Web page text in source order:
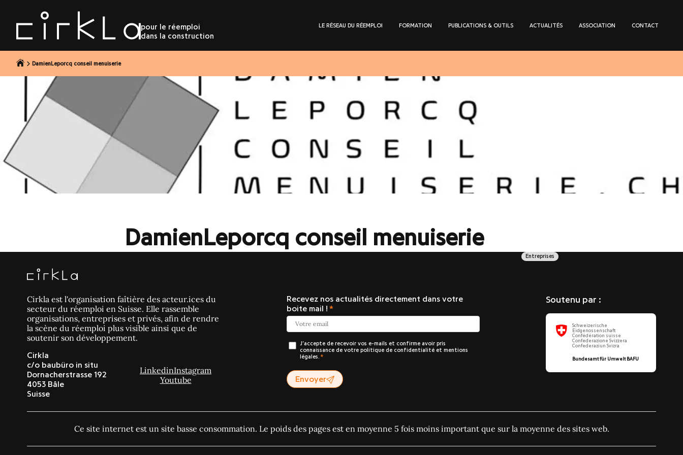
pour le réemploi
dans la construction
LE RÉSEAU DU RÉEMPLOI FORMATION PUBLICATIONS & OUTILS ACTUALITÉS ASSOCIATION CONTACT
DamienLeporcq conseil menuiserie
DamienLeporcq conseil menuiserie
Entreprises
Cirkla est l'organisation faîtière des acteur.ices du
secteur du réemploi en Suisse. Elle rassemble
organisations, entreprises et privés, afin de rendre
la scène du réemploi plus visible ainsi que de
soutenir son développement.
Cirkla
c/o baubüro in situ
Dornacherstrasse 192
4053 Bâle
Suisse
LinkedinInstagram
Youtube
Recevez nos actualités directement dans votre
boite mail !
J’accepte de recevoir vos e-mails et confirme avoir pris
connaissance de votre politique de confidentialité et mentions
légales.
Envoyer
Soutenu par :
Schweizerische
Eidgenossenschaft
Confédération suisse
Confederazione Svizzera
Confederaziun Svizra
Bundesamt für Umwelt BAFU
Ce site internet est un site basse consommation. Le poids des pages est en moyenne 5 fois moins important que sur la moyenne des sites web.